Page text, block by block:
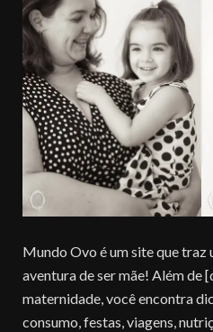
Mundo Ovo é um site que traz
aventura de ser mãe! Além de
maternidade, você encontra
consumo, festas, viagens,